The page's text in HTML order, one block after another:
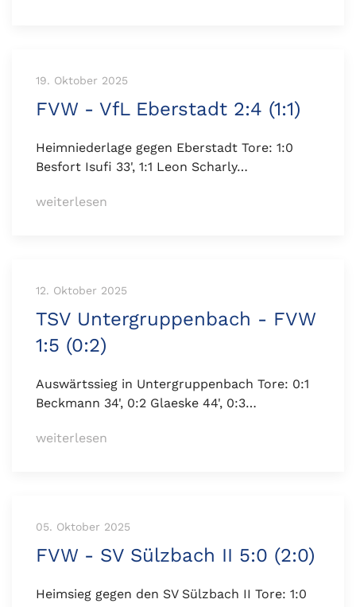
19. Oktober 2025
FVW - VfL Eberstadt 2:4 (1:1)
Heimniederlage gegen Eberstadt Tore: 1:0
Besfort Isufi 33', 1:1 Leon Scharly…
weiterlesen
12. Oktober 2025
TSV Untergruppenbach - FVW
1:5 (0:2)
Auswärtssieg in Untergruppenbach Tore: 0:1
Beckmann 34', 0:2 Glaeske 44', 0:3…
weiterlesen
05. Oktober 2025
FVW - SV Sülzbach II 5:0 (2:0)
Heimsieg gegen den SV Sülzbach II Tore: 1:0